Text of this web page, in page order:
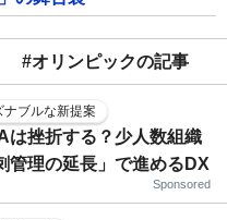
#オリンピックの記事
ブルな新提案
は挫折する？少人数組織
管理の延長」で進めるDX
Sponsored